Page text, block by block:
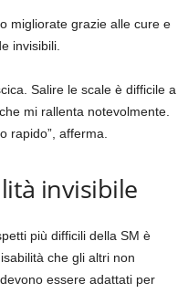
migliorate grazie alle cure e
invisibili.
Salire le scale è difficile a
mi rallenta notevolmente.
rapido”, afferma.
invisibile
più difficili della SM è
che gli altri non
essere adattati per